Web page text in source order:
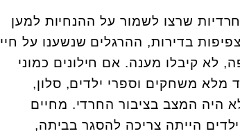
שרצו לשמור על ההנחיות למען
בדירות, ההרגלים שנשענו על חיי
לא קיבלו מענה. אם חילונים כמוני
מלא משחקים וספרי ילדים, סלון,
היה המצב בציבור החרדי. מחיים
הייתה צריכה להסגר בביתה,